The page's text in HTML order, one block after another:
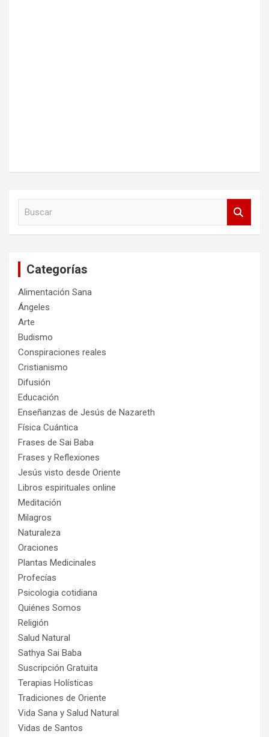
Categorías
Alimentación Sana
Ángeles
Arte
Budismo
Conspiraciones reales
Cristianismo
Difusión
Educación
Enseñanzas de Jesús de Nazareth
Física Cuántica
Frases de Sai Baba
Frases y Reflexiones
Jesús visto desde Oriente
Libros espirituales online
Meditación
Milagros
Naturaleza
Oraciones
Plantas Medicinales
Profecías
Psicologia cotidiana
Quiénes Somos
Religión
Salud Natural
Sathya Sai Baba
Suscripción Gratuita
Terapias Holísticas
Tradiciones de Oriente
Vida Sana y Salud Natural
Vidas de Santos